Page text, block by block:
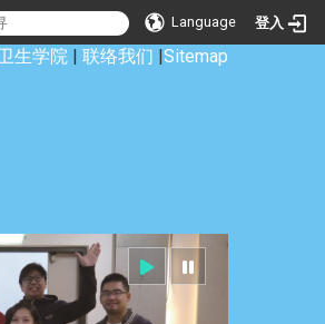
Language 登入
生学院 | 联络我们 |Sitemap